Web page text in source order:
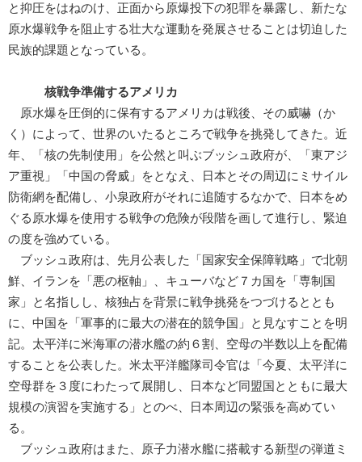
と抑圧をはねのけ、正面から原爆投下の犯罪を暴露し、新たな
原水爆戦争を阻止する壮大な運動を発展させることは切迫した
民族的課題となっている。
核戦争準備するアメリカ
原水爆を圧倒的に保有するアメリカは戦後、その威嚇（か
く）によって、世界のいたるところで戦争を挑発してきた。近
年、「核の先制使用」を公然と叫ぶブッシュ政府が、「東アジ
ア重視」「中国の脅威」をとなえ、日本とその周辺にミサイル
防衛網を配備し、小泉政府がそれに追随するなかで、日本をめ
ぐる原水爆を使用する戦争の危険が段階を画して進行し、緊迫
の度を強めている。
ブッシュ政府は、先月公表した「国家安全保障戦略」で北朝
鮮、イランを「悪の枢軸」、キューバなど７カ国を「専制国
家」と名指しし、核独占を背景に戦争挑発をつづけるととも
に、中国を「軍事的に最大の潜在的競争国」と見なすことを明
記。太平洋に米海軍の潜水艦の約６割、空母の半数以上を配備
することを公表した。米太平洋艦隊司令官は「今夏、太平洋に
空母群を３度にわたって展開し、日本など同盟国とともに最大
規模の演習を実施する」とのべ、日本周辺の緊張を高めてい
る。
ブッシュ政府はまた、原子力潜水艦に搭載する新型の弾道ミ